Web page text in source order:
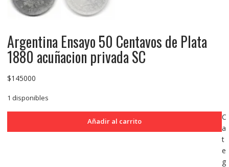
Argentina Ensayo 50 Centavos de Plata
1880 acuñacion privada SC
$145000
1 disponibles
Añadir al carrito
C
a
t
e
g